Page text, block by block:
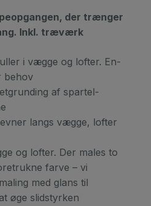
der trænger
Inkl. træværk
i vægge og lofter. En-
behov
af spartel-
langs vægge, lofter
og lofter. Der males to
farve – vi
med glans til
øge slidstyrken